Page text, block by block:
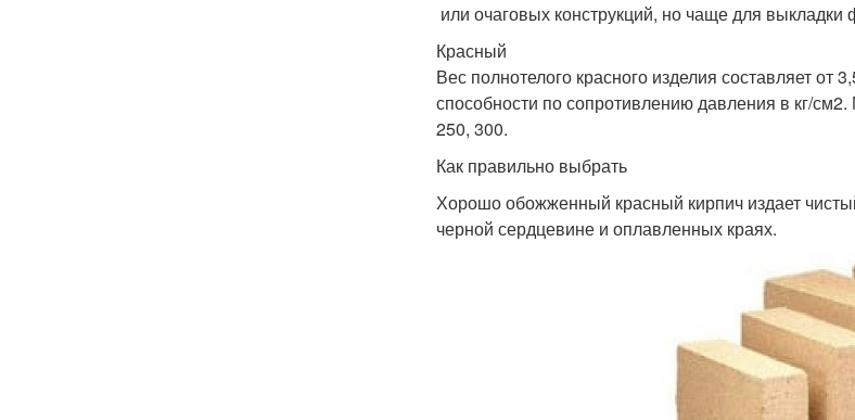
или очаговых конструкций, но чаще для выкладки
Красный
Вес полнотелого красного изделия составляет от
способности по сопротивлению давления в кг/
250, 300.
Как правильно выбрать
Хорошо обожженный красный кирпич издает
черной сердцевине и оплавленных краях.